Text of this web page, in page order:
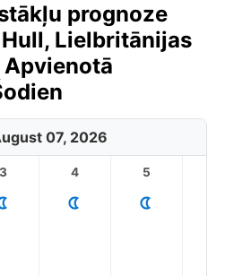
prognoze
Lielbritānijas
07, 2026
3 4 5